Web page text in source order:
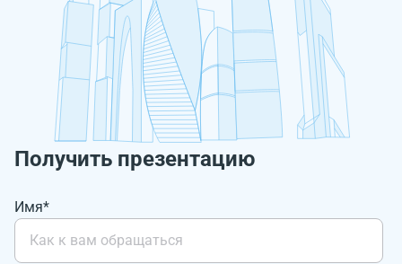
Получить презентацию
Имя*